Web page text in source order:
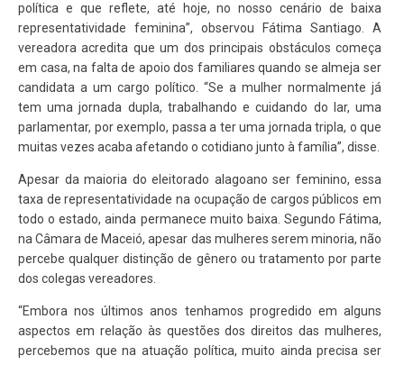
política e que reflete, até hoje, no nosso cenário de baixa
representatividade feminina”, observou Fátima Santiago. A
vereadora acredita que um dos principais obstáculos começa
em casa, na falta de apoio dos familiares quando se almeja ser
candidata a um cargo político. “Se a mulher normalmente já
tem uma jornada dupla, trabalhando e cuidando do lar, uma
parlamentar, por exemplo, passa a ter uma jornada tripla, o que
muitas vezes acaba afetando o cotidiano junto à família”, disse.
Apesar da maioria do eleitorado alagoano ser feminino, essa
taxa de representatividade na ocupação de cargos públicos em
todo o estado, ainda permanece muito baixa. Segundo Fátima,
na Câmara de Maceió, apesar das mulheres serem minoria, não
percebe qualquer distinção de gênero ou tratamento por parte
dos colegas vereadores.
“Embora nos últimos anos tenhamos progredido em alguns
aspectos em relação às questões dos direitos das mulheres,
percebemos que na atuação política, muito ainda precisa ser